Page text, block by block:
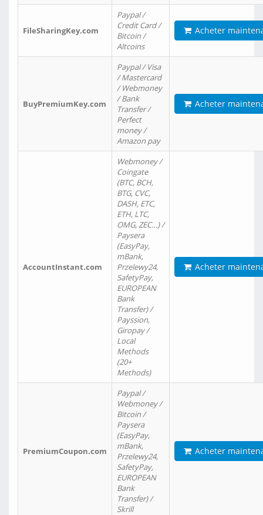
FileSharingKey.com
Paypal /
Credit Card /
Bitcoin /
Altcoins
Acheter
BuyPremiumKey.com
Paypal / Visa
/ Mastercard
/ Webmoney
/ Bank
Transfer /
Perfect
money /
Amazon pay
Acheter
AccountInstant.com
Webmoney /
Coingate
(BTC, BCH,
BTG, CVC,
DASH, ETC,
ETH, LTC,
OMG, ZEC…) /
Paysera
(EasyPay,
mBank,
Przelewy24,
SafetyPay,
EUROPEAN
Bank
Transfer) /
Payssion,
Giropay /
Local
Methods
(20+
Methods)
Acheter
PremiumCoupon.com
Paypal /
Webmoney /
Bitcoin /
Paysera
(EasyPay,
mBank,
Przelewy24,
SafetyPay,
EUROPEAN
Bank
Transfer) /
Skrill
Acheter